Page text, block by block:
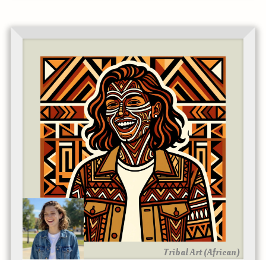
Tribal Art (African)